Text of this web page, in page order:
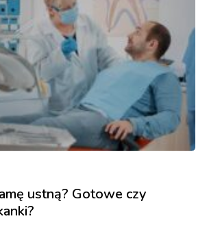
ustną? Gotowe czy